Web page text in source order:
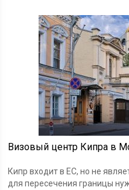
Визовый центр Кипра в
Кипр входит в ЕС, но не
для пересечения границы